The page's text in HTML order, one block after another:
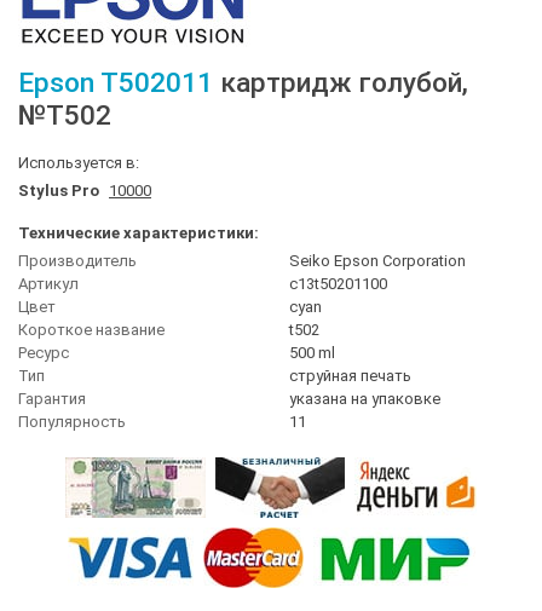
Epson T502011 картридж голубой,
№T502
Используется в:
Stylus Pro 10000
Технические характеристики:
Производитель
Seiko Epson Corporation
Артикул
c13t50201100
Цвет
cyan
Короткое название
t502
Ресурс
500 ml
Тип
струйная печать
Гарантия
указана на упаковке
Популярность
11